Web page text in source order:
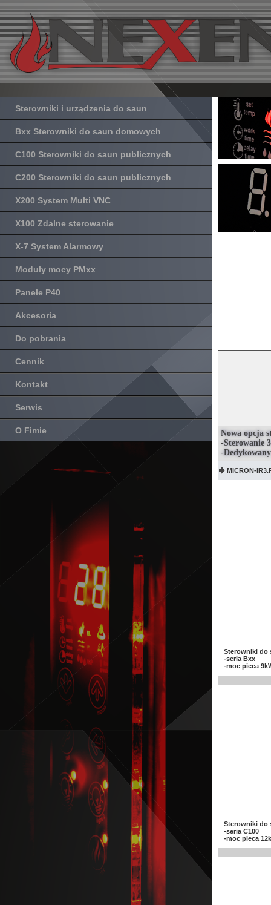
Sterowniki i urządzenia do saun
Bxx Sterowniki do saun domowych
C100 Sterowniki do saun publicznych
C200 Sterowniki do saun publicznych
X200 System Multi VNC
X100 Zdalne sterowanie
X-7 System Alarmowy
Moduły mocy PMxx
Panele P40
Akcesoria
Do pobrania
Cennik
Kontakt
Serwis
O Fimie
Nowa opcja
-Sterowanie
-
MICRON-
Sterowniki do
-seria Bxx
-moc pieca
Sterowniki do
-seria C100
-moc pieca